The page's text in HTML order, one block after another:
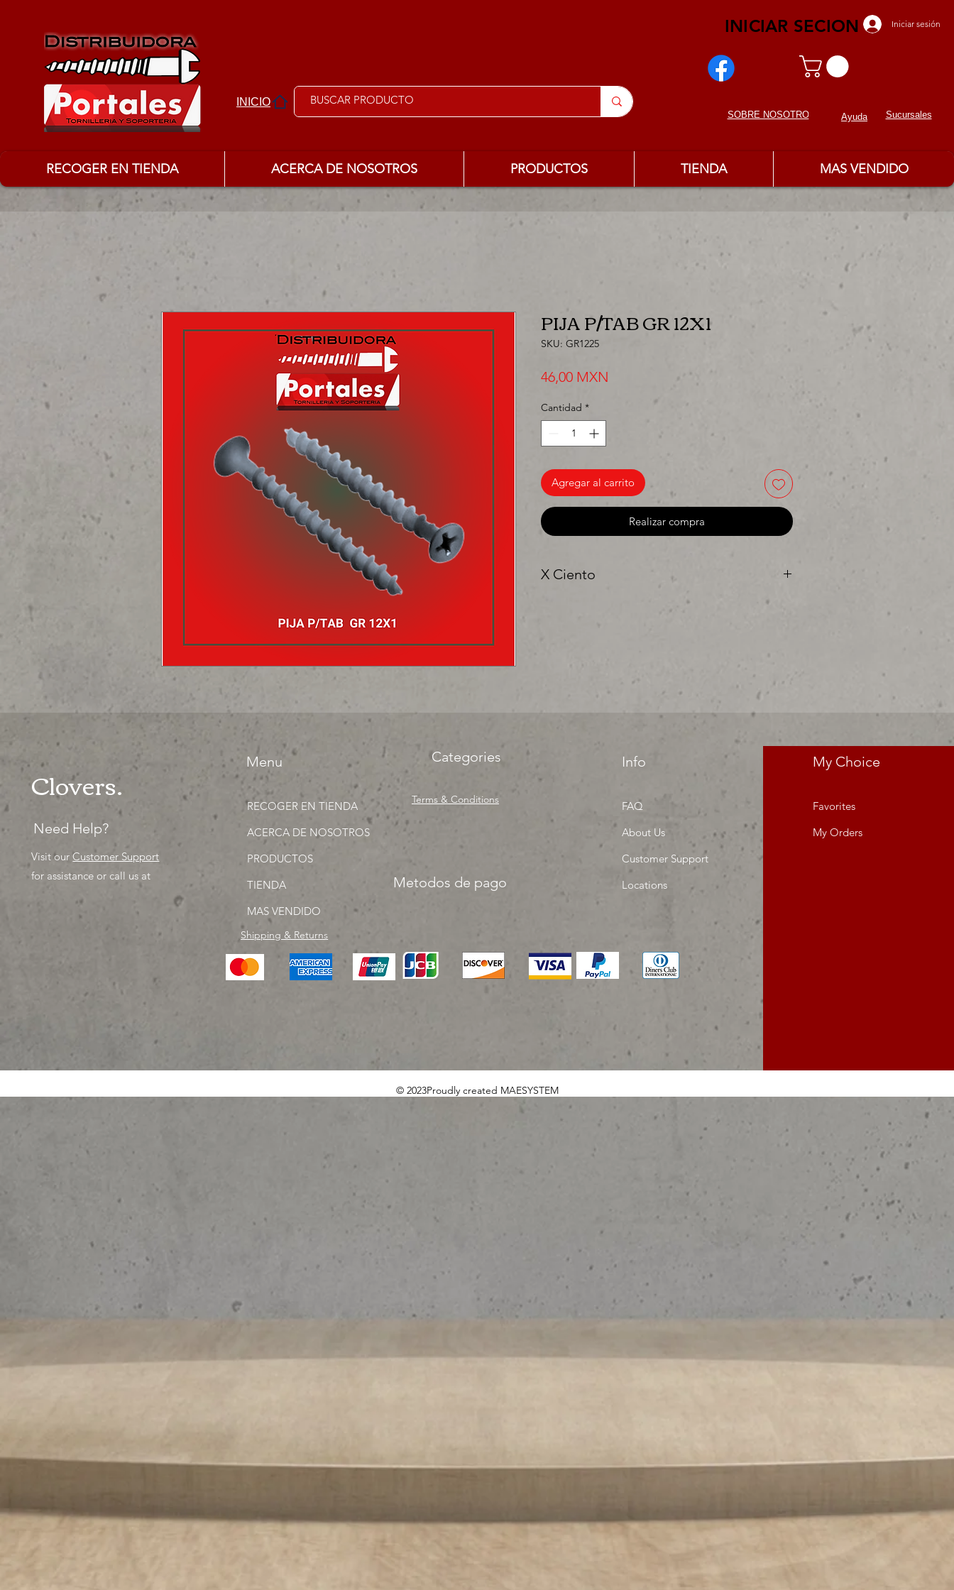
INICIO
Iniciar sesión
INICIAR SECION
SOBRE NOSOTROS Ayuda Sucursales
RECOGER EN TIENDA ACERCA DE NOSOTROS PRODUCTOS TIENDA MAS VENDIDO
PIJA P/TAB GR 12X1
SKU: GR1225
46,00 MXN
Cantidad *
Agregar al carrito
Realizar compra
X Ciento
"Ya sea para comprar o para surtir, solo los mejores
Clovers.
Need Help?
Visit ourCustomer Support
for assistance or call us at
Menu
RECOGER EN TIENDA
ACERCA DE NOSOTROS
PRODUCTOS
TIENDA
MAS VENDIDO
Shipping & Returns
Categories
Terms & Conditions
Info
FAQ
About Us
Customer Support
Locations
My Choice
Favorites
My Orders
Metodos de pago
© 2023Proudly created MAESYSTEM